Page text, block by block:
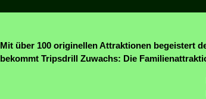
Mit über 100 originellen Attraktionen begeistert
bekommt Tripsdrill Zuwachs: Die